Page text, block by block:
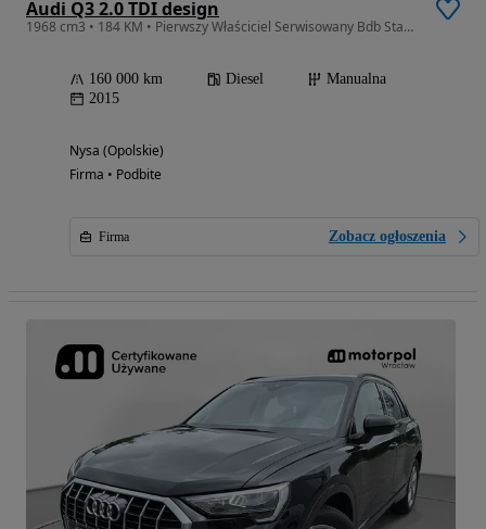
Audi Q3 2.0 TDI design
1968 cm3 • 184 KM • Pierwszy Właściciel Serwisowany Bdb Stan Gotowa Do Jazdy Okazja Cenowa
160 000 km Diesel
Manualna
2015
Nysa (Opolskie)
Firma • Podbite
Firma Zobacz ogłoszenia